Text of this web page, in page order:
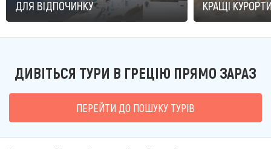
ДЛЯ ВІДПОЧИНКУ
КРАЩІ
ДИВІТЬСЯ ТУРИ В ГРЕЦІЮ ПРЯМО ЗАРАЗ
ПЕРЕЙТИ ДО ПОШУКУ ТУРІВ